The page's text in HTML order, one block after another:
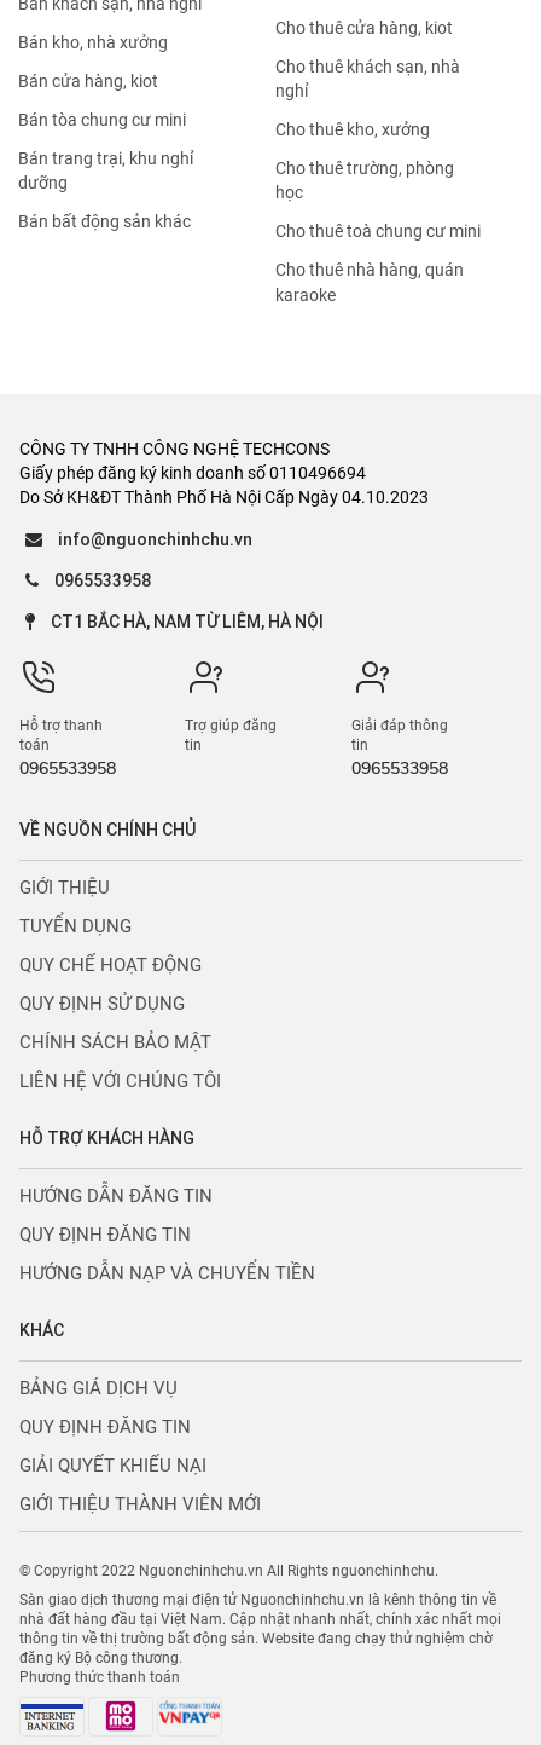
Bán kho, nhà xưởng
Bán cửa hàng, kiot
Bán tòa chung cư mini
Bán trang trại, khu nghỉ
dưỡng
Bán bất động sản khác
Cho thuê cửa hàng, kiot
Cho thuê khách sạn, nhà
nghỉ
Cho thuê kho, xưởng
Cho thuê trường, phòng
học
Cho thuê toà chung cư mini
Cho thuê nhà hàng, quán
karaoke
CÔNG TY TNHH CÔNG NGHỆ TECHCONS
Giấy phép đăng ký kinh doanh số 0110496694
Do Sở KH&ĐT Thành Phố Hà Nội Cấp Ngày 04.10.2023
info@nguonchinhchu.vn
0965533958
CT1 BẮC HÀ, NAM TỪ LIÊM, HÀ NỘI
Hỗ trợ thanh
toán
0965533958
Trợ giúp đăng
tin
Giải đáp thông
tin
0965533958
VỀ NGUỒN CHÍNH CHỦ
GIỚI THIỆU
TUYỂN DỤNG
QUY CHẾ HOẠT ĐỘNG
QUY ĐỊNH SỬ DỤNG
CHÍNH SÁCH BẢO MẬT
LIÊN HỆ VỚI CHÚNG TÔI
HỖ TRỢ KHÁCH HÀNG
HƯỚNG DẪN ĐĂNG TIN
QUY ĐỊNH ĐĂNG TIN
HƯỚNG DẪN NẠP VÀ CHUYỂN TIỀN
KHÁC
BẢNG GIÁ DỊCH VỤ
QUY ĐỊNH ĐĂNG TIN
GIẢI QUYẾT KHIẾU NẠI
GIỚI THIỆU THÀNH VIÊN MỚI
© Copyright 2022 Nguonchinhchu.vn All Rights nguonchinhchu.
Sàn giao dịch thương mại điện tử Nguonchinhchu.vn là kênh thông tin về
nhà đất hàng đầu tại Việt Nam. Cập nhật nhanh nhất, chính xác nhất mọi
thông tin về thị trường bất động sản. Website đang chạy thử nghiệm chờ
đăng ký Bộ công thương.
Phương thức thanh toán